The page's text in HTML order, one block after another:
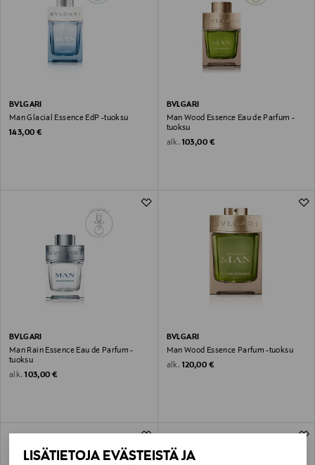
LISÄTIETOJA EVÄSTEISTÄ JA
BVLGARI
Man Glacial Essence EdP -tuoksu
Original Price
143,00 €
BVLGARI
Man Wood Essence Eau de Parfum -
tuoksu
alk. Original Price
103,00 €
BVLGARI
Man Rain Essence Eau de Parfum -
tuoksu
alk. Original Price
103,00 €
BVLGARI
Man Wood Essence Parfum -tuoksu
alk. Original Price
120,00 €